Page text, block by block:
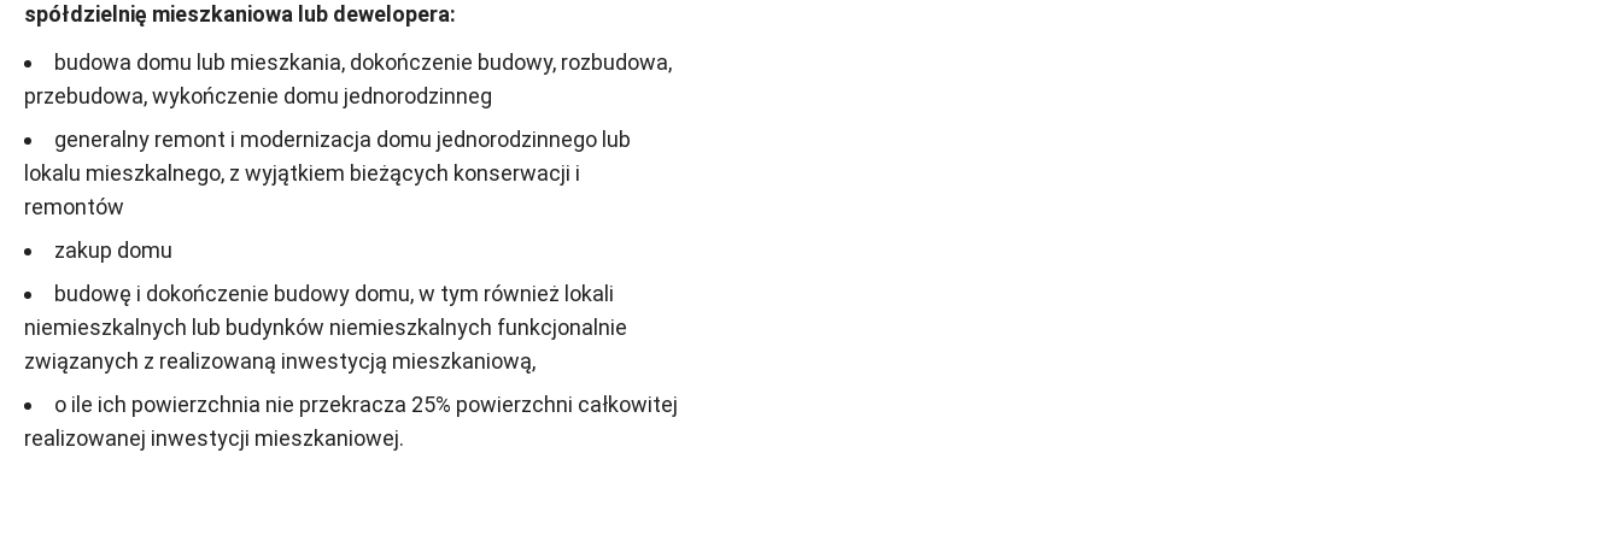
spółdzielnię mieszkaniowa lub dewelopera:
budowa domu lub mieszkania, dokończenie budowy, rozbudowa,
przebudowa, wykończenie domu jednorodzinneg
generalny remont i modernizacja domu jednorodzinnego lub
lokalu mieszkalnego, z wyjątkiem bieżących konserwacji i
remontów
zakup domu
budowę i dokończenie budowy domu, w tym również lokali
niemieszkalnych lub budynków niemieszkalnych funkcjonalnie
związanych z realizowaną inwestycją mieszkaniową,
o ile ich powierzchnia nie przekracza 25% powierzchni całkowitej
realizowanej inwestycji mieszkaniowej.